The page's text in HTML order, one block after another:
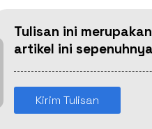
Tulisan ini
artikel ini
Kirim Tulisan